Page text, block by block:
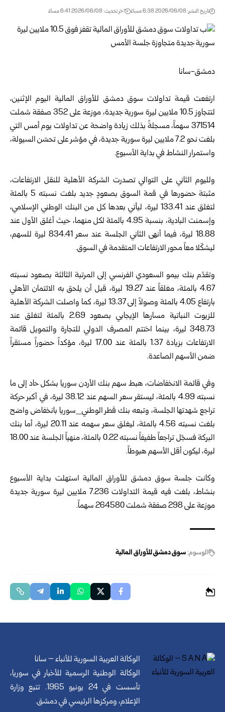
تاريخ النشر: 2026/06/08 6:38 مساءً اخر تحديث: 2026/06/08 6:41 مساءً
دمشق-سانا
ارتفعت قيمة تداولات سوق دمشق للأوراق الماليةاليوم الإثنين،
لتتجاوز 10.5 ملايين ليرة سورية جديدة، موزعة على 352 صفقة شملت
371514 سهماً، مسجلةً بذلك زيادة واضحة عن تداولات يوم أمس التي
بلغت نحو 7.2 ملايين ليرة سورية جديدة، في مؤشر على تحسّن السيولة،
واستمرار النشاط في بداية الأسبوع.
ولليوم الثاني على التوالي تصدرت الشركة الأهلية للنقل الارتفاعات،
مثبتة حضورها في قمة السوق بصعودٍ جديد بلغت نسبته 5 بالمئة
لتغلق عند 133.41 ليرة، ليأتي بعدها كل من البنك الوطني الإسلامي،
وإسمنت البادية، بنسبة 4.95 بالمئة لكل منهما، حيث أغلق الأول عند
18.88 ليرة، فيما أنهى الثاني الجلسة عند سعر 834.41 ليرة للسهم،
ليشكّلا معاً محور الارتفاعات المتقدمة في السوق.
وتقدّم بنك بيمو السعودي الفرنسي إلى المرتبة الثالثة بصعود نسبته
4.67 بالمئة، مغلقاً عند 19.27 ليرة، قبل أن يلحق به الائتمان الأهلي
بارتفاع 4.05 بالمئة وصولاً إلى 13.37 ليرة، كما واصلت الشركة الأهلية
للزيوت النباتية مسارها الإيجابي بصعود 2.69 بالمئة لتغلق عند
348.73 ليرة، بينما اختتم المصرف الدولي للتجارة والتمويل قائمة
الارتفاعات بزيادة 1.37 بالمئة عند 17.00 ليرة، مؤكداً حضوراً مستقراً
ضمن الأسهم الصاعدة.
وفي قائمة الانخفاضات، هبط سهم بنك الأردن سوريا بشكل حاد إلى ما
نسبته 4.99 بالمئة، ليستقر سعر السهم عند 38.12 ليرة، في أكبر حركة
تراجع شهدتها الجلسة، وتبعه بنك قطر الوطني_سوريا بانخفاض واضح
بلغت نسبته 4.56 بالمئة، ليغلق سعر سهمه عند 20.11 ليرة، أما بنك
البركة فسجّل تراجعاً طفيفاً نسبته 0.22 بالمئة، منهياً الجلسة عند 18.00
ليرة، ليكون أقل الأسهم هبوطاً.
وكانت جلسة سوق دمشق للأوراق المالية استهلت بداية الأسبوع
بنشاط، بلغت فيه قيمة التداولات 7.236 ملايين ليرة سورية جديدة
موزعة على 298 صفقة شملت 264580 سهماً.
الوسوم:سوق دمشق للأوراق المالية
الوكالة العربية السورية للأنباء – سانا
الوكالة الوطنية الرسمية للأخبار في سوريا،
تأسست في 24 يونيو 1965. تتبع وزارة
الإعلام، ومركزها الرئيسي في دمشق.